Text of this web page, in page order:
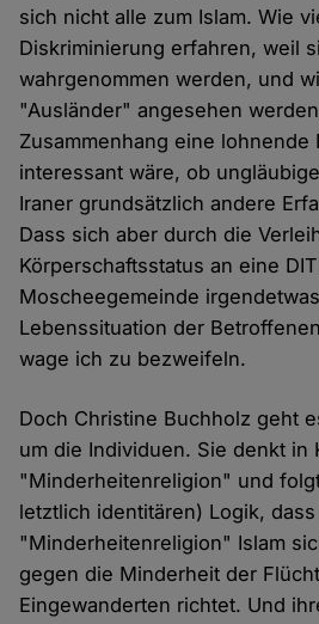
sich nicht alle zum Islam. Wie
Diskriminierung erfahren, weil
wahrgenommen werden, und
"Ausländer" angesehen
Zusammenhang eine lohnende
interessant wäre, ob
Iraner grundsätzlich andere
Dass sich aber durch die
Körperschaftsstatus an eine
Moscheegemeinde
Lebenssituation der
wage ich zu bezweifeln.
Doch Christine Buchholz geht
um die Individuen. Sie denkt in
"Minderheitenreligion" und
letztlich identitären) Logik,
"Minderheitenreligion" Islam
gegen die Minderheit der
Eingewanderten richtet. Und